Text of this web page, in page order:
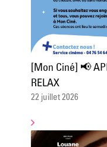
[Mon Ciné] 📢
RELAX
22 juillet 2026